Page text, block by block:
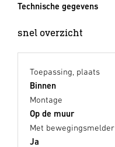
Technische gegevens
snel overzicht
Toepassing, plaats
Binnen
Montage
Op de muur
Met bewegingsmelder
Ja